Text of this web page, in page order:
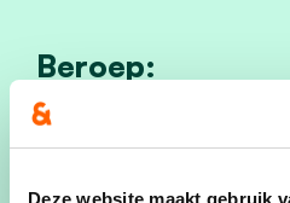
Deze website maakt gebruik
Beroep:
Notaris